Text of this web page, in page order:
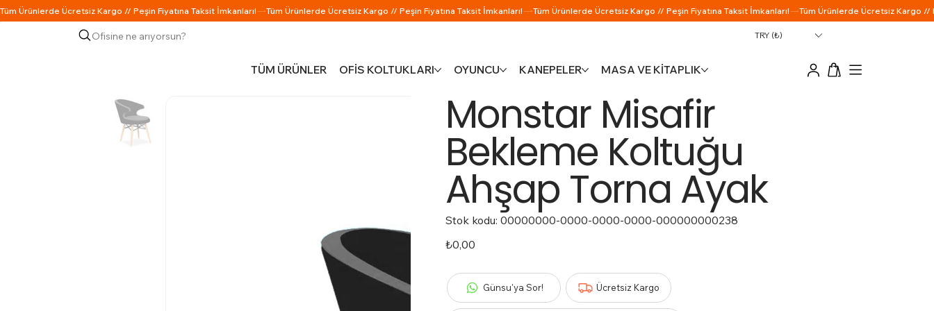
TÜM ÜRÜNLER OFİS KOLTUKLARI OYUNCU KANEPELER MASA VE KİTAPLIK
Ofisine ne arıyorsun? TRY (₺)
Monstar Misafir
Bekleme Koltuğu
Ahşap Torna Ayak
Stok kodu: Stok
kodu:
00000000-0000-0000-0000-000000000238
Fiyat
₺0,00
Günsu'ya Sor! Ücretsiz Kargo